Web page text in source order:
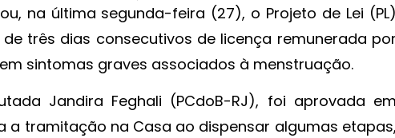
na última segunda-feira (27), o Projeto de Lei (PL)
três dias consecutivos de licença remunerada por
sintomas graves associados à menstruação.
Jandira Feghali (PCdoB-RJ), foi aprovada em
a tramitação na Casa ao dispensar algumas etapas,